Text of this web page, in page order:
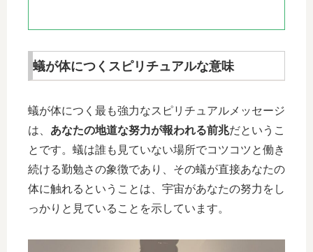
蟻が体につくスピリチュアルな意味
蟻が体につく最も強力なスピリチュアルメッセージ
は、 あなたの地道な努力が報われる前兆だというこ
とです。蟻は誰も見ていない場所でコツコツと働き
続ける勤勉さの象徴であり、その蟻が直接あなたの
体に触れるということは、宇宙があなたの努力をし
っかりと見ていることを示しています。